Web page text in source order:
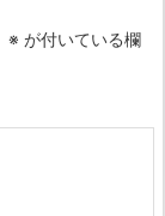
※ が付いている欄